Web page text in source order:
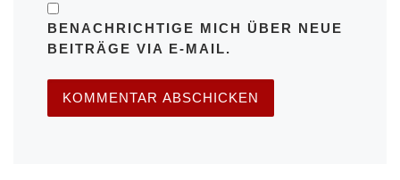
BENACHRICHTIGE MICH ÜBER NEUE
BEITRÄGE VIA E-MAIL.